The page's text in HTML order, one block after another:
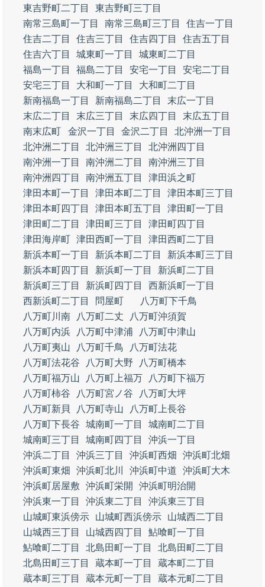
東吉野町二丁目
東吉野町三丁目
南常三島町一丁目
南常三島町三丁目
住吉一丁目
住吉二丁目
住吉三丁目 住吉四丁目
住吉五丁目
住吉六丁目
城東町一丁目
城東町二丁目
福島一丁目
福島二丁目 安宅一丁目
安宅二丁目
安宅三丁目
大和町一丁目
大和町二丁目
新南福島一丁目
新南福島二丁目
末広一丁目
末広二丁目
末広三丁目 末広四丁目
末広五丁目
南末広町
金沢一丁目 金沢二丁目
北沖洲一丁目
北沖洲二丁目
北沖洲三丁目
北沖洲四丁目
南沖洲一丁目
南沖洲二丁目
南沖洲三丁目
南沖洲四丁目
南沖洲五丁目
津田浜之町
津田本町一丁目
津田本町二丁目
津田本町三丁目
津田本町四丁目
津田本町五丁目
津田町一丁目
津田町二丁目
津田町三丁目
津田町四丁目
津田海岸町 津田西町一丁目
津田西町二丁目
新浜本町一丁目
新浜本町二丁目
新浜本町三丁目
新浜本町四丁目
新浜町一丁目
新浜町二丁目
新浜町三丁目
新浜町四丁目
西新浜町一丁目
西新浜町二丁目
問屋町
八万町下千鳥
八万町川南
八万町二丈
八万町沖須賀
八万町内浜
八万町中津浦
八万町中津山
八万町夷山
八万町千鳥
八万町法花
八万町法花谷
八万町大野
八万町橋本
八万町福万山
八万町上福万
八万町下福万
八万町柿谷
八万町宮ノ谷
八万町大坪
八万町新貝
八万町寺山
八万町上長谷
八万町下長谷
城南町一丁目
城南町二丁目
城南町三丁目
城南町四丁目
沖浜一丁目
沖浜二丁目
沖浜三丁目 沖浜町西畑
沖浜町北畑
沖浜町東畑
沖浜町北川 沖浜町中道
沖浜町大木
沖浜町居屋敷
沖浜町栄開
沖浜町明治開
沖浜東一丁目
沖浜東二丁目
沖浜東三丁目
山城町東浜傍示
山城町西浜傍示
山城西二丁目
山城西三丁目
山城西四丁目
鮎喰町一丁目
鮎喰町二丁目
北島田町一丁目
北島田町二丁目
北島田町三丁目
蔵本町一丁目
蔵本町二丁目
蔵本町三丁目
蔵本元町一丁目
蔵本元町二丁目